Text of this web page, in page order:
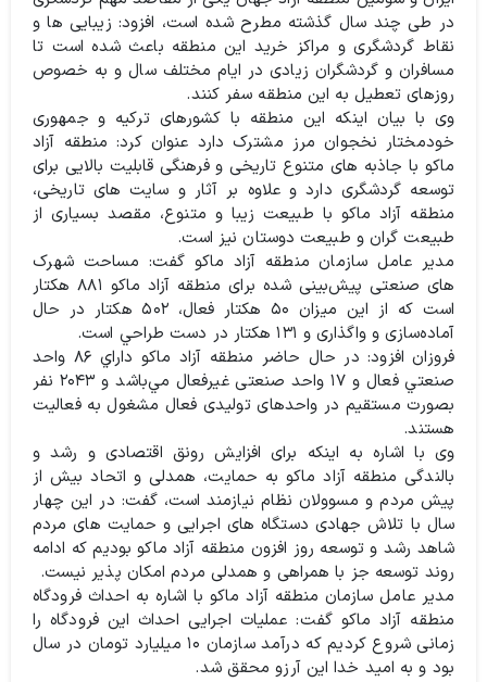
در طی چند سال گذشته مطرح شده است، افزود: زیبایی ها و
نقاط گردشگری و مراکز خرید این منطقه باعث شده است تا
مسافران و گردشگران زیادی در ایام مختلف سال و به خصوص
روزهای تعطیل به این منطقه سفر کنند.
وی با بیان اینکه این منطقه با کشورهای ترکیه و جمهوری
خودمختار نخجوان مرز مشترک دارد عنوان کرد: منطقه آزاد
ماکو با جاذبه های متنوع تاریخی و فرهنگی قابلیت بالایی برای
توسعه گردشگری دارد و علاوه بر آثار و سایت های تاریخی،
منطقه آزاد ماکو با طبیعت زیبا و متنوع، مقصد بسیاری از
طبیعت گران و طبیعت دوستان نیز است.
مدیر عامل سازمان منطقه آزاد ماکو گفت: مساحت شهرک
های صنعتی پیش‌بینی شده برای منطقه آزاد ماکو ۸۸۱ هکتار
است که از اين ميزان ۵۰ هکتار فعال، ۵۰۲ هکتار در حال
آماده‌سازی و واگذاری و ۱۳۱ هکتار در دست طراحي است.
فروزان افزود: در حال حاضر منطقه آزاد ماکو داراي ۸۶ واحد
صنعتي فعال و ۱۷ واحد صنعتی غیرفعال مي‌باشد و ۲۰۴۳ نفر
بصورت مستقیم در واحدهای تولیدی فعال مشغول به فعالیت
هستند.
وی با اشاره به اینکه برای افزایش رونق اقتصادی و رشد و
بالندگی منطقه آزاد ماکو به حمایت، همدلی و اتحاد بیش از
پیش مردم و مسوولان نظام نیازمند است، گفت: در این چهار
سال با تلاش جهادی دستگاه های اجرایی و حمایت های مردم
شاهد رشد و توسعه روز افزون منطقه آزاد ماکو بودیم که ادامه
روند توسعه جز با همراهی و همدلی مردم امکان پذیر نیست.
مدیر عامل سازمان منطقه آزاد ماکو با اشاره به احداث فرودگاه
منطقه آزاد ماکو گفت: عملیات اجرایی احداث این فرودگاه را
زمانی شروع کردیم که درآمد سازمان ۱۰ میلیارد تومان در سال
بود و به امید خدا این آرزو محقق شد.